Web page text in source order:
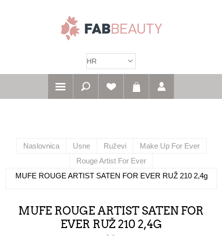
Naslovnica Usne Ruževi
Make Up For Ever
Rouge Artist For Ever
MUFE ROUGE ARTIST SATEN FOR EVER RUŽ 210 2,4g
MUFE ROUGE ARTIST SATEN FOR
EVER RUŽ 210 2,4G